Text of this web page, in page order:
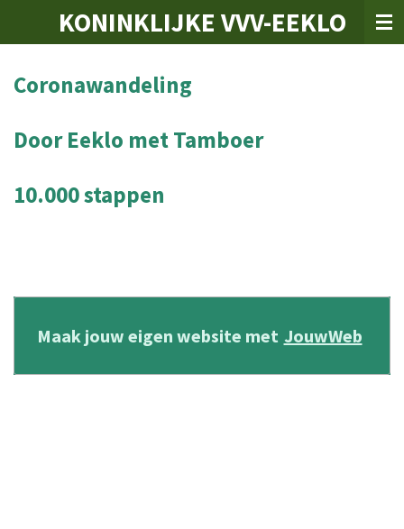
de
hoofdinhoud
KONINKLIJKE VVV-EEKLO
Coronawandeling
Door Eeklo met Tamboer
10.000 stappen
Maak jouw eigen website met JouwWeb